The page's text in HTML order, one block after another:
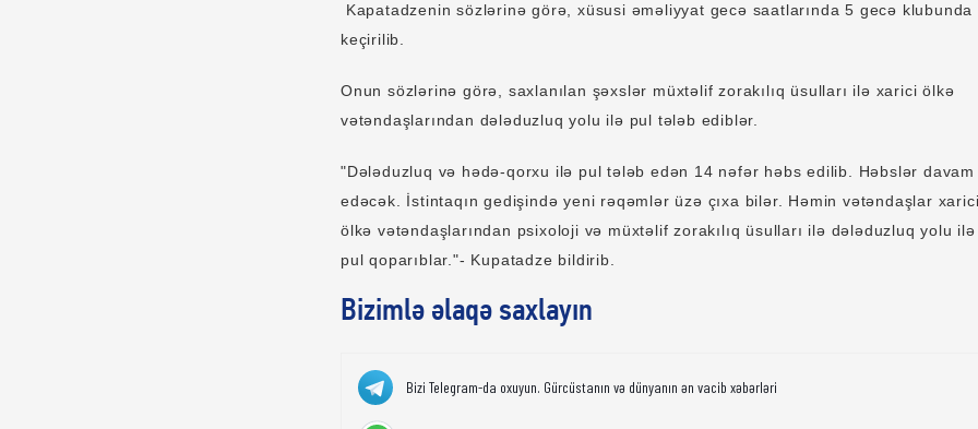
Kapatadzenin sözlərinə görə, xüsusi əməliyyat gecə saatlarında 5 gecə klubunda
keçirilib.
Onun sözlərinə görə, saxlanılan şəxslər müxtəlif zorakılıq üsulları ilə xarici ölkə
vətəndaşlarından dələduzluq yolu ilə pul tələb ediblər.
"Dələduzluq və hədə-qorxu ilə pul tələb edən 14 nəfər həbs edilib. Həbslər davam
edəcək. İstintaqın gedişində yeni rəqəmlər üzə çıxa bilər. Həmin vətəndaşlar
ölkə vətəndaşlarından psixoloji və müxtəlif zorakılıq üsulları ilə dələduzluq yolu ilə
pul qoparıblar."- Kupatadze bildirib.
Bizimlə əlaqə saxlayın
Bizi Telegram-da oxuyun. Gürcüstanın və dünyanın ən vacib xəbərləri